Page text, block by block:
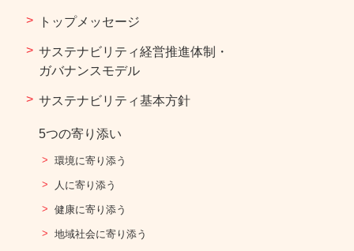
トップメッセージ
サステナビリティ経営推進体制・
ガバナンスモデル
サステナビリティ基本方針​
5つの寄り添い
環境に寄り添う​
人に寄り添う​​
健康に寄り添う​​
地域社会に寄り添う​